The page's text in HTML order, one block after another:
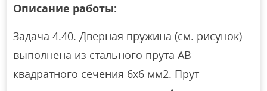
Описание работы:
Задача 4.40. Дверная пружина (см. рисунок)
выполнена из стального прута АВ
квадратного сечения 6х6 мм2. Прут